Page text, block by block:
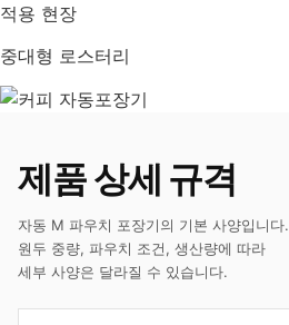
적용 현장
중대형 로스터리
제품 상세 규격
자동 M 파우치 포장기의 기본 사양입니다.
원두 중량, 파우치 조건, 생산량에 따라
세부 사양은 달라질 수 있습니다.